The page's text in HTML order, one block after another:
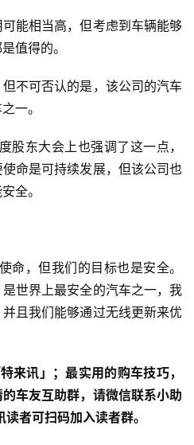
能相当高，但考虑到车辆能够
值得的。
不可否认的是，该公司的汽车
一。
股东大会上也强调了这一点，
命是可持续发展，但该公司也
全。
命，但我们的目标也是安全。
世界上最安全的汽车之一，我
且我们能够通过无线更新来优
讯」；最实用的购车技巧，
车友互助群，请微信联系小助
者可扫码加入读者群。